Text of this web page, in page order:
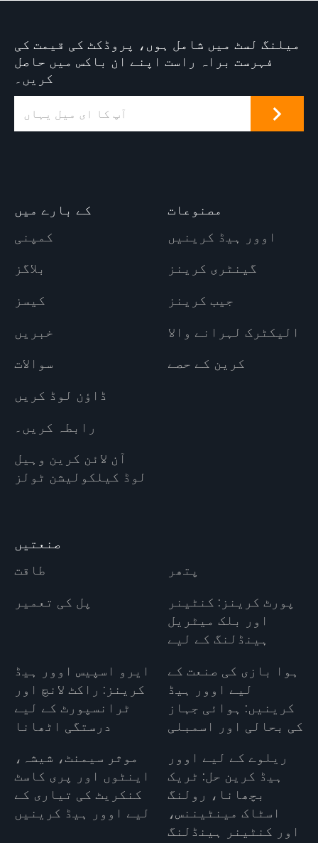
میلنگ لسٹ میں شامل ہوں، پروڈکٹ کی قیمت کی
فہرست براہ راست اپنے ان باکس میں حاصل
کریں۔
کے بارے میں
کمپنی
بلاگز
کیسز
خبریں
سوالات
ڈاؤن لوڈ کریں
رابطہ کریں۔
آن لائن کرین وہیل
لوڈ کیلکولیشن ٹولز
مصنوعات
اوور ہیڈ کرینیں
گینٹری کرینز
جیب کرینز
الیکٹرک لہرانے والا
کرین کے حصے
صنعتیں
طاقت
پتھر
پل کی تعمیر
پورٹ کرینز: کنٹینر
اور بلک میٹریل
ہینڈلنگ کے لیے
ایرو اسپیس اوور ہیڈ
کرینز: راکٹ لانچ اور
ٹرانسپورٹ کے لیے
درستگی اٹھانا
ہوا بازی کی صنعت کے
لیے اوور ہیڈ
کرینیں: ہوائی جہاز
کی بحالی اور اسمبلی
موثر سیمنٹ، شیشہ،
اینٹوں اور پری کاسٹ
کنکریٹ کی تیاری کے
لیے اوور ہیڈ کرینیں
ریلوے کے لیے اوور
ہیڈ کرین حل: ٹریک
بچھانا، رولنگ
اسٹاک مینٹیننس،
اور کنٹینر ہینڈلنگ